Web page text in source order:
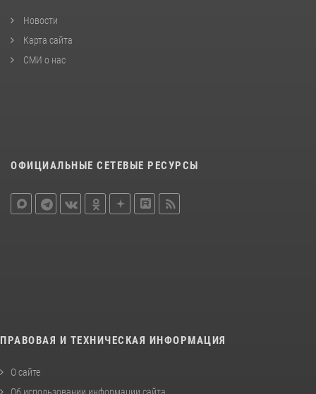
Новости
Карта сайта
СМИ о нас
ОФИЦИАЛЬНЫЕ СЕТЕВЫЕ РЕСУРСЫ
ПРАВОВАЯ И ТЕХНИЧЕСКАЯ ИНФОРМАЦИЯ
О сайте